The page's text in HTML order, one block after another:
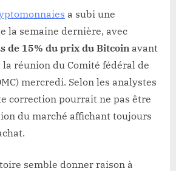
a subi une
la semaine dernière, avec
de 15% du prix du Bitcoin avant
réunion du Comité fédéral de
mercredi. Selon les analystes
correction pourrait ne pas être
du marché affichant toujours
semble donner raison à